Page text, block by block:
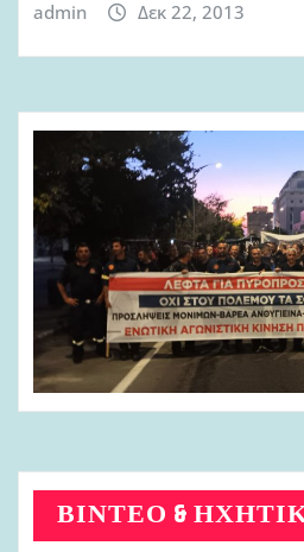
admin Δεκ 22, 2013
ΒΊΝΤΕΟ &